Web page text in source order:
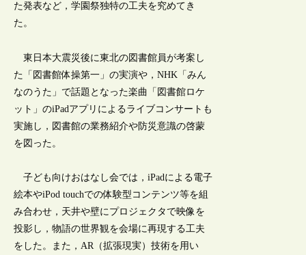
た発表など，学園祭独特の工夫を究めてき
た。
東日本大震災後に東北の図書館員が考案し
た「図書館体操第一」の実演や，NHK「みん
なのうた」で話題となった楽曲「図書館ロケ
ット」のiPadアプリによるライブコンサートも
実施し，図書館の業務紹介や防災意識の啓蒙
を図った。
子ども向けおはなし会では，iPadによる電子
絵本やiPod touchでの体験型コンテンツ等を組
み合わせ，天井や壁にプロジェクタで映像を
投影し，物語の世界観を会場に再現する工夫
をした。また，AR（拡張現実）技術を用い